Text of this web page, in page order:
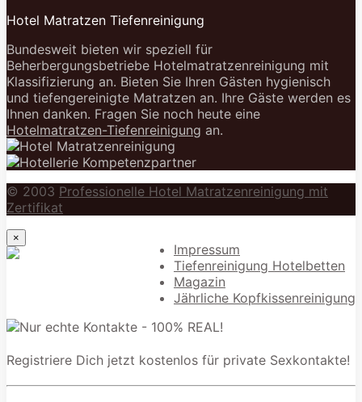
Hotel Matratzen Tiefenreinigung
Bundesweit bieten wir speziell für
Beherbergungsbetriebe Hotelmatratzenreinigung mit
Klassifizierung an. Bieten Sie Ihren Gästen hygienisch
und tiefengereinigte Matratzen an. Ihre Gäste werden es
Ihnen danken. Fragen Sie noch heute eine
Hotelmatratzen-Tiefenreinigung an.
© 2003 Professionelle Hotel Matratzenreinigung mit
Zertifikat
Impressum
Tiefenreinigung Hotelbetten
Magazin
Jährliche Kopfkissenreinigung
×
Registriere Dich jetzt kostenlos für private Sexkontakte!